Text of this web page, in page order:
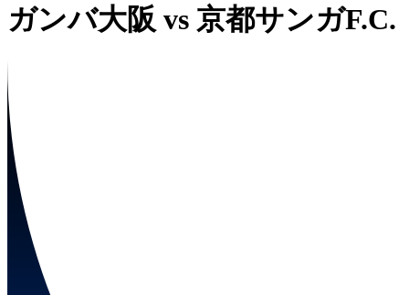
ガンバ大阪 vs 京都サンガF.C.